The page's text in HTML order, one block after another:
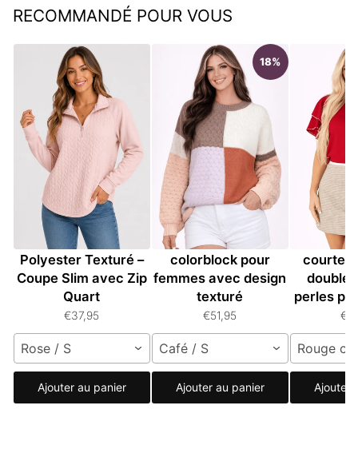
RECOMMANDÉ POUR VOUS
Sweatshirt Femme
Polyester Texturé –
Coupe Slim avec Zip
Quart
€37,95
Rose / S
Ajouter au panier
18%
Pull ample en tricot
colorblock pour
femmes avec design
texturé
€51,95
Café / S
Ajouter au panier
Pull à
courtes
perles
Rouge
Ajouter